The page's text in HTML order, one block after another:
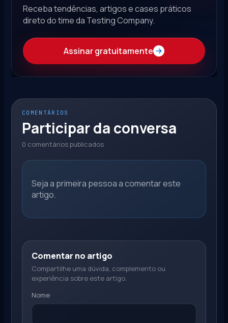
Receba tendências, artigos e cases práticos
direto do time da Testing Company.
Assinar gratuitamente
COMENTÁRIOS
Participar da conversa
0 comentários publicados
Seja a primeira pessoa a comentar este
artigo.
Comentar no artigo
Compartilhe uma dúvida, complemento ou
experiência sobre este artigo.
Nome